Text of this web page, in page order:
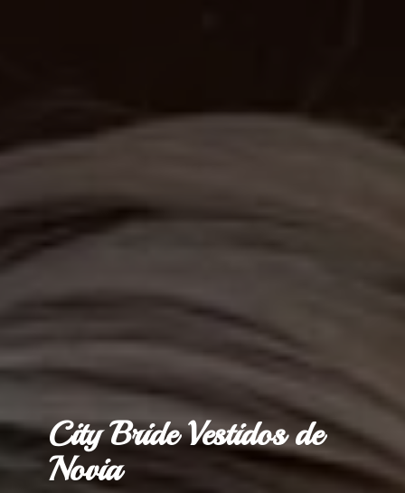
City Bride Vestidosde
Novia